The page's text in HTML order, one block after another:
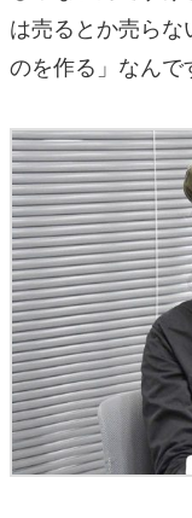
は売るとか売ら
のを作る」なんで